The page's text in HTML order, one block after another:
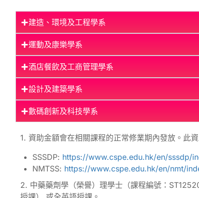
建造、環境及工程學系
運動及康樂學系
酒店餐飲及工商管理學系
設計及建築學系
數碼創新及科技學系
1. 資助金額會在相關課程的正常修業期內發放。此
SSSDP: https://www.cspe.edu.hk/en/sssdp/
NMTSS: https://www.cspe.edu.hk/en/nmt/
2. 中藥藥劑學（榮譽）理學士（課程編號：